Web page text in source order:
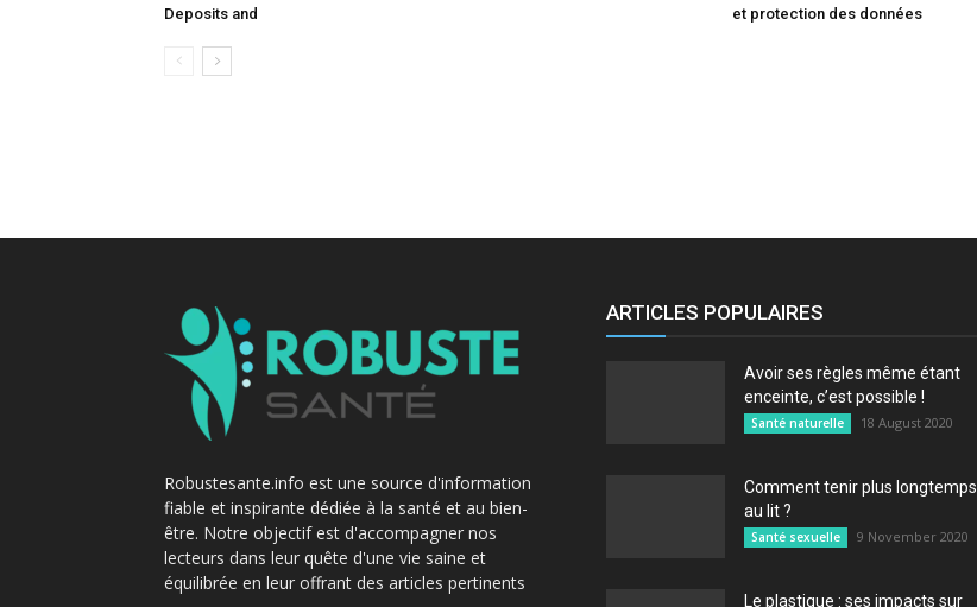
Deposits and
et protection des données
Robustesante.info est une source d'information
fiable et inspirante dédiée à la santé et au bien-
être. Notre objectif est d'accompagner nos
lecteurs dans leur quête d'une vie saine et
équilibrée en leur offrant des articles pertinents
ARTICLES POPULAIRES
Avoir ses règles même étant
enceinte, c’est possible !
Santé naturelle 18 August 2020
Comment tenir plus longtemps
au lit ?
Santé sexuelle 9 November 2020
Le plastique : ses impacts sur